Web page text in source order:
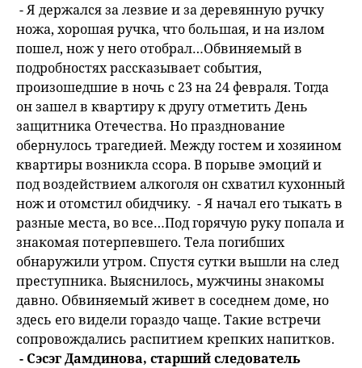
- Я держался за лезвие и за деревянную ручку
ножа, хорошая ручка, что большая, и на излом
пошел, нож у него отобрал…Обвиняемый в
подробностях рассказывает события,
произошедшие в ночь с 23 на 24 февраля. Тогда
он зашел в квартиру к другу отметить День
защитника Отечества. Но празднование
обернулось трагедией. Между гостем и хозяином
квартиры возникла ссора. В порыве эмоций и
под воздействием алкоголя он схватил кухонный
нож и отомстил обидчику. - Я начал его тыкать в
разные места, во все…Под горячую руку попала и
знакомая потерпевшего. Тела погибших
обнаружили утром. Спустя сутки вышли на след
преступника. Выяснилось, мужчины знакомы
давно. Обвиняемый живет в соседнем доме, но
здесь его видели гораздо чаще. Такие встречи
сопровождались распитием крепких напитков.
- Сэсэг Дамдинова, старший следователь